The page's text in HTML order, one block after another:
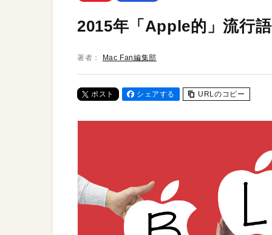
2015年「Apple的」流行語
著者： Mac Fan編集部
ポスト シェアする URLのコピー